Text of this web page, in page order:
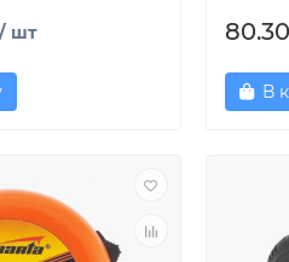
/ шт
В